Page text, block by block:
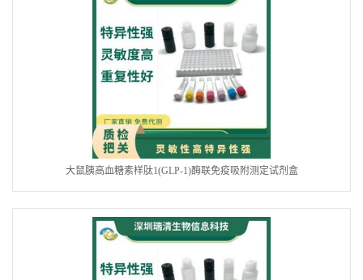
大鼠胰高血糖素样肽1(GLP-1)酶联免疫吸附测定试剂盒